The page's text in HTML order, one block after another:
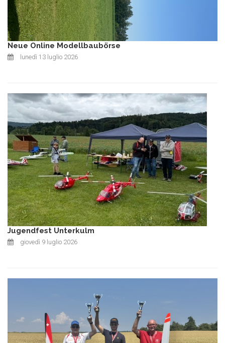
Neue Online Modellbaubörse
lunedì 13 luglio 2026
Jugendfest Unterkulm
giovedì 9 luglio 2026